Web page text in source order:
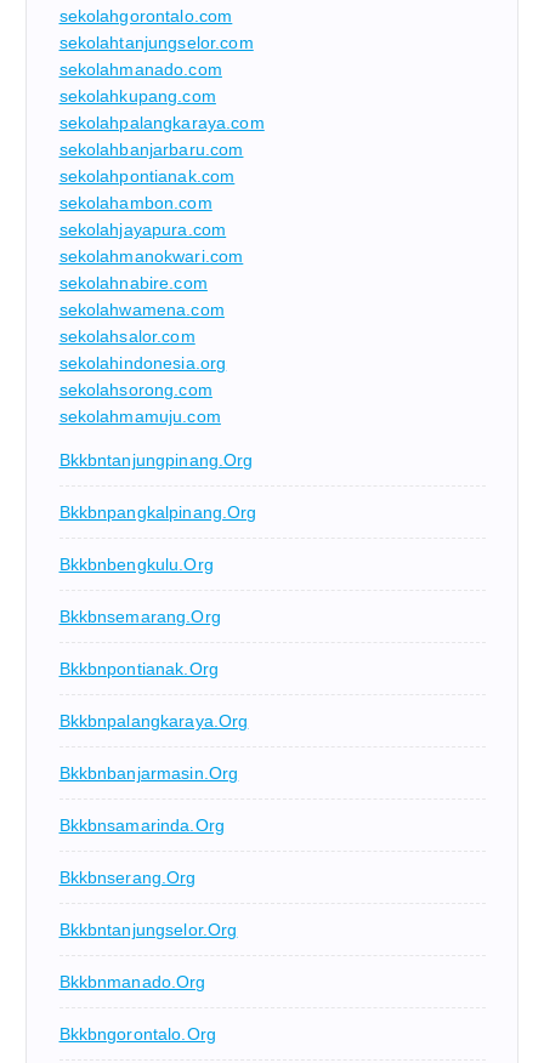
sekolahgorontalo.com
sekolahtanjungselor.com
sekolahmanado.com
sekolahkupang.com
sekolahpalangkaraya.com
sekolahbanjarbaru.com
sekolahpontianak.com
sekolahambon.com
sekolahjayapura.com
sekolahmanokwari.com
sekolahnabire.com
sekolahwamena.com
sekolahsalor.com
sekolahindonesia.org
sekolahsorong.com
sekolahmamuju.com
Bkkbntanjungpinang.org
Bkkbnpangkalpinang.org
Bkkbnbengkulu.org
Bkkbnsemarang.org
Bkkbnpontianak.org
Bkkbnpalangkaraya.org
Bkkbnbanjarmasin.org
Bkkbnsamarinda.org
Bkkbnserang.org
Bkkbntanjungselor.org
Bkkbnmanado.org
Bkkbngorontalo.org